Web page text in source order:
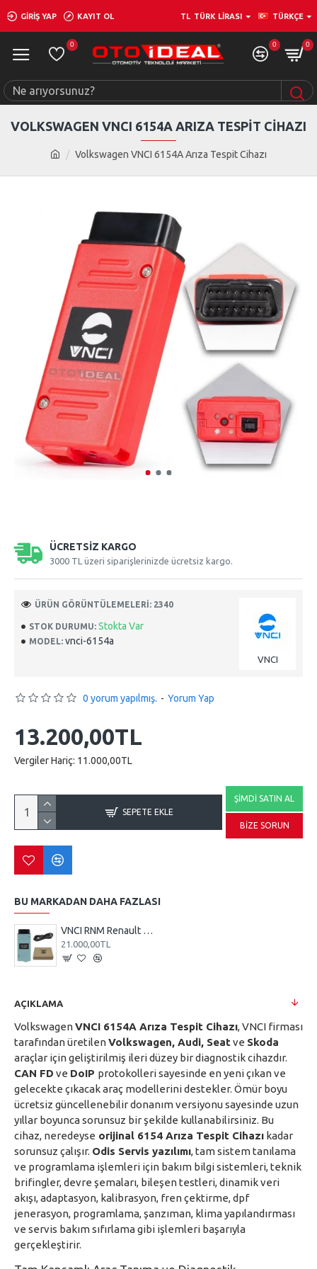
GIRIŞ YAP KAYIT OL TL TÜRK LIRASI TÜRKÇE
0 0 0
Volkswagen VNCI 6154A Arıza Tespit Cihazı
VOLKSWAGEN VNCI 6154A ARIZA TESPIT CIHAZI
ÜCRETSIZ KARGO
3000 TL üzeri siparişlerinizde ücretsiz kargo.
STOK DURUMU: Stokta Var
MODEL: vnci-6154a
VNCI
ÜRÜN GÖRÜNTÜLEMELERI: 2340
0 yorum yapılmış. - Yorum Yap
13.200,00TL
Vergiler Hariç: 11.000,00TL
SEPETE EKLE
ŞIMDI SATIN AL
BIZE SORUN
BU MARKADAN DAHA FAZLASI
VNCI RNM Renault Arıza Tespit Cihazı | ADT Online & CLIP Yazılım Desteği
21.000,00TL
AÇIKLAMA
VolkswagenVNCI 6154A Arıza Tespit Cihazı, VNCI firması
tarafından üretilenVolkswagen, Audi, Seatve Skoda
araçlar için geliştirilmiş ileri düzey bir diagnostik cihazdır.
CAN FD ve DoIP protokolleri sayesinde en yeni çıkan ve
gelecekte çıkacak araç modellerini destekler. Ömür boyu
ücretsiz güncellenebilir donanım versiyonu sayesinde uzun
yıllar boyunca sorunsuz bir şekilde kullanabilirsiniz. Bu
cihaz, neredeyse orijinal 6154 Arıza Tespit Cihazı kadar
sorunsuz çalışır. Odis Servis yazılımı, tam sistem tanılama
ve programlama işlemleri için bakım bilgi sistemleri, teknik
brifingler, devre şemaları, bileşen testleri, dinamik veri
akışı, adaptasyon, kalibrasyon, fren çektirme, dpf
jenerasyon, programlama, şanzıman, klima yapılandırması
ve servis bakım sıfırlama gibi işlemleri başarıyla
gerçekleştirir.